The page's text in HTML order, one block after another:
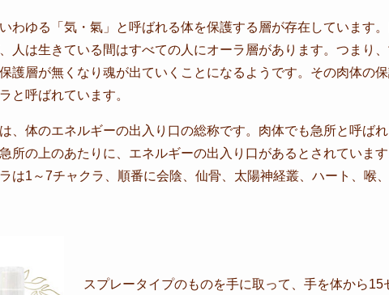
わゆる「気・氣」と呼ばれる体を保護する層が存在しています。
人は生きている間はすべての人にオーラ層があります。つまり
護層が無くなり魂が出ていくことになるようです。その肉体の
と呼ばれています。
、体のエネルギーの出入り口の総称です。肉体でも急所と呼ばれ
所の上のあたりに、エネルギーの出入り口があるとされています
は1～7チャクラ、順番に会陰、仙骨、太陽神経叢、ハート、喉、
スプレータイプのものを手に取って、手を体から